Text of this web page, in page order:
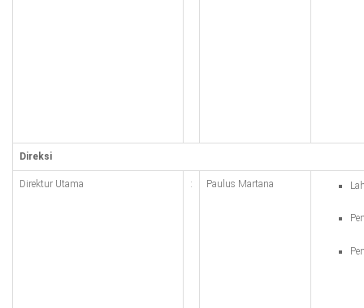
Direksi
Direktur Utama : Paulus Martana